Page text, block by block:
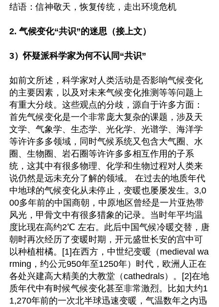
结语：信神敬天，恢复传统，走出环境危机
2. 气候变化“共识”的迷思（接上文）
3）怀疑派科学家为何不认同“共识”
如前文所述，科学家对人类活动是否影响气候变化
的主要因素，以及对未来气候变化推测等等问题上
有重大分歧。这些观点的分歧，源自于许多方面：
首先气候变化是一个非常庞大复杂的课题，涉及天
文学、气象学、生态学、光化学、光谱学、海洋学
等许许多多领域，同时气候系统又包含大气圈、水
圈、生物圈、岩石圈等许许多多相互作用的子系
统，这其中有很多物理、化学和生物过程对人类来
说仍然是远未充分了解的领域。 在过去的地质年代
中地球的气候变化从未停止，变暖也屡屡发生。3,0
00多年前的中国商朝，中原地区曾经是一片亚热带
风光，甲骨文中有很多猎象的记录。当时年平均温
度比现在高约2℃ 左右。此后中国气候冷暖交替，唐
朝时再次经历了变暖时期，开元盛世长安的宫中可
以种植柑橘。[1]在西方，中世纪变暖（medieval wa
rming，约公元950年至1250年）时代，欧洲人正在
各处兴建高大精美的大教堂（cathedrals）。[2]在地
质年代中有时候气候变化甚至非常激烈。比如大约1
1,270年前的一次北半球迅速变暖，气温数年之内迅